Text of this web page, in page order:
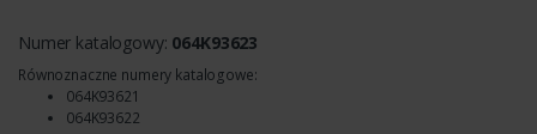
Numer katalogowy: 064K93623
Równoznaczne numery katalogowe:
064K93621
064K93622